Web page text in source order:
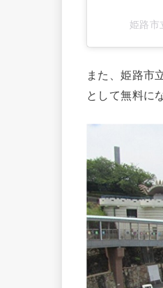
姫路市
また、姫路市
として無料に